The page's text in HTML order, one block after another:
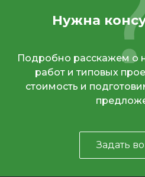
Нужна
Подробно расскажем о
работ и типовых
стоимость и
Задать